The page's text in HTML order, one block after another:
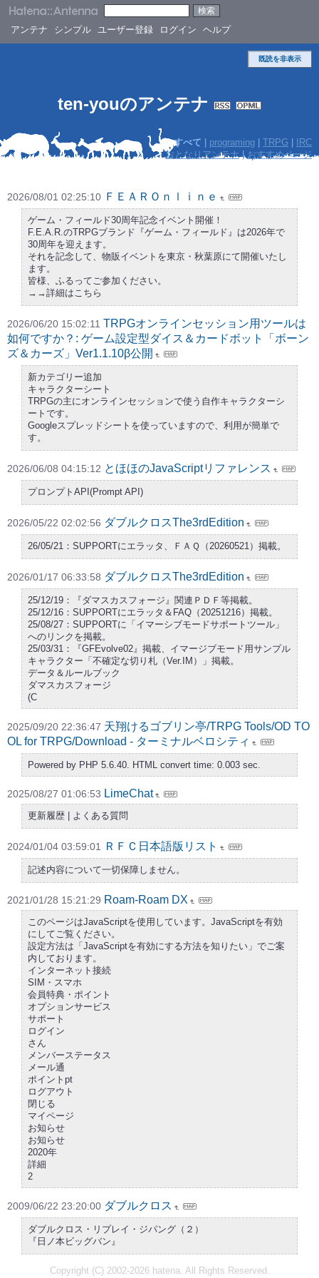
アンテナ シンプル ユーザー登録 ログイン ヘルプ
既読を非表示
ten-youのアンテナ
すべて programing TRPG
IRC
おとなりアンテナ| おすすめページ
2026/08/01 02:25:10 ＦＥＡＲＯｎｌｉｎｅ
ゲーム・フィールド30周年記念イベント開催！
F.E.A.R.のTRPGブランド『ゲーム・フィールド』は2026年で
30周年を迎えます。
それを記念して、物販イベントを東京・秋葉原にて開催いたし
ます。
皆様、ふるってご参加ください。
→→詳細はこちら
2026/06/20 15:02:11 TRPGオンラインセッション用ツールは
如何ですか？: ゲーム設定型ダイス＆カードボット「ボーン
ズ＆カーズ」Ver1.1.10β公開
新カテゴリー追加
キャラクターシート
TRPGの主にオンラインセッションで使う自作キャラクターシ
ートです。
Googleスプレッドシートを使っていますので、利用が簡単で
す。
2026/06/08 04:15:12 とほほのJavaScriptリファレンス
プロンプトAPI(Prompt API)
2026/05/22 02:02:56 ダブルクロスThe3rdEdition
26/05/21：SUPPORTにエラッタ、ＦＡＱ（20260521）掲載。
2026/01/17 06:33:58 ダブルクロスThe3rdEdition
25/12/19：『ダマスカスフォージ』関連ＰＤＦ等掲載。
25/12/16：SUPPORTにエラッタ＆FAQ（20251216）掲載。
25/08/27：SUPPORTに「イマーシブモードサポートツール」
へのリンクを掲載。
25/03/31：『GFEvolve02』掲載、イマージブモード用サンプル
キャラクター「不確定な切り札（Ver.IM）」掲載。
データ＆ルールブック
ダマスカスフォージ
(C
2025/09/20 22:36:47 天翔けるゴブリン亭/TRPG Tools/OD TO
OL for TRPG/Download - ターミナルベロシティ
Powered by PHP 5.6.40. HTML convert time: 0.003 sec.
2025/08/27 01:06:53 LimeChat
更新履歴 | よくある質問
2024/01/04 03:59:01 ＲＦＣ日本語版リスト
記述内容について一切保障しません。
2021/01/28 15:21:29 Roam-Roam DX
このページはJavaScriptを使用しています。JavaScriptを有効
にしてご覧ください。
設定方法は「JavaScriptを有効にする方法を知りたい」でご案
内しております。
インターネット接続
SIM・スマホ
会員特典・ポイント
オプションサービス
サポート
ログイン
さん
メンバーステータス
メール通
ポイントpt
ログアウト
閉じる
マイページ
お知らせ
お知らせ
2020年
詳細
2
2009/06/22 23:20:00 ダブルクロス
ダブルクロス・リプレイ・ジパング（２）
『日ノ本ビッグバン』
Copyright (C) 2002-2026 hatena. All Rights Reserved.